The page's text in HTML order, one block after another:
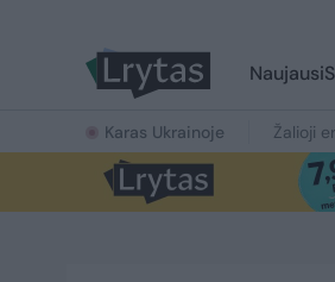
Naujausi
Karas Ukrainoje Žalioji